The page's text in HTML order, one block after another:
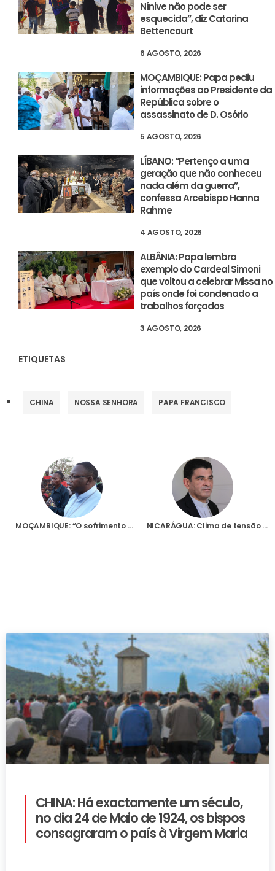
Nínive não pode ser
esquecida”, diz Catarina
Bettencourt
6 AGOSTO, 2026
MOÇAMBIQUE: Papa pediu
informações ao Presidente da
República sobre o
assassinato de D. Osório
5 AGOSTO, 2026
LÍBANO: “Pertenço a uma
geração que não conheceu
nada além da guerra”,
confessa Arcebispo Hanna
Rahme
4 AGOSTO, 2026
ALBÂNIA: Papa lembra
exemplo do Cardeal Simoni
que voltou a celebrar Missa no
país onde foi condenado a
trabalhos forçados
3 AGOSTO, 2026
ETIQUETAS
CHINA NOSSA SENHORA PAPA FRANCISCO
MOÇAMBIQUE: “O sofrimento continua”, diz D Juliasse, que tomou posse como Bispo de Pemba, pedindo ajuda para Cabo Delgado NICARÁGUA: Clima de tensão com bispo em greve de fome e governo a encerrar TV da Conferência Episcopal
CHINA: Há exactamente um século,
no dia 24 de Maio de 1924, os bispos
consagraram o país à Virgem Maria